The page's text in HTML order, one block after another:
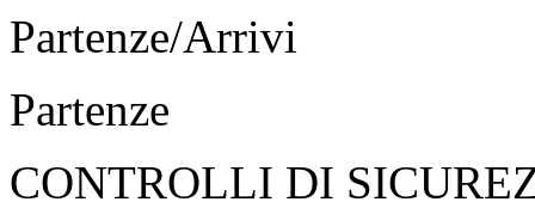
Partenze/Arrivi
Partenze
CONTROLLI DI